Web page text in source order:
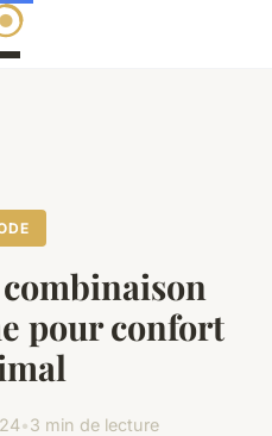
pour confort
•3 min de lecture